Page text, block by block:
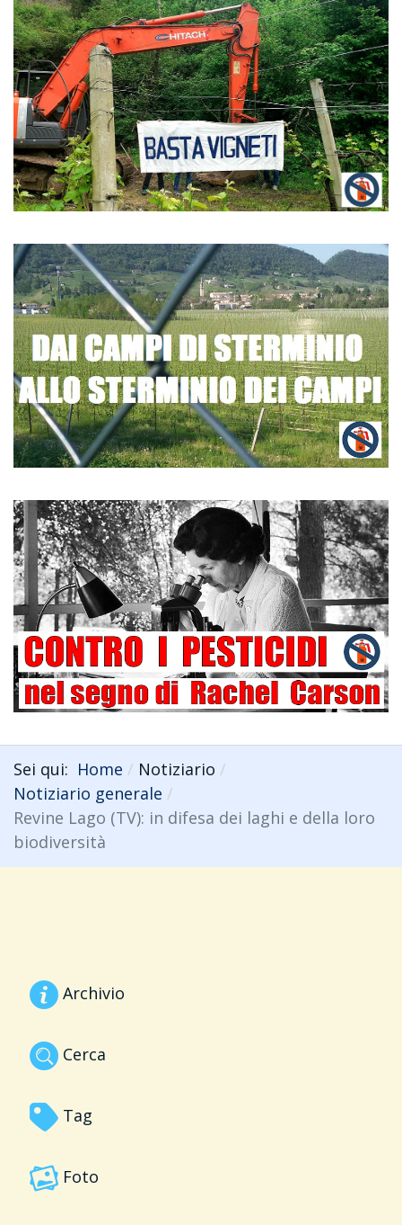
Sei qui: Home
Notiziario
Notiziario generale
Revine Lago (TV): in difesa dei laghi e della loro
biodiversità
Archivio
Cerca
Tag
Foto